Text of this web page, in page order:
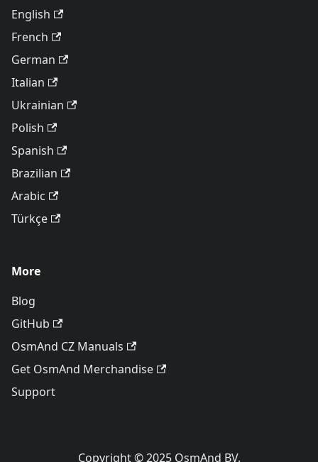
English
French
German
Italian
Ukrainian
Polish
Spanish
Brazilian
Arabic
Türkçe
More
Blog
GitHub
OsmAnd CZ Manuals
Get OsmAnd Merchandise
Support
Copyright © 2025 OsmAnd BV.